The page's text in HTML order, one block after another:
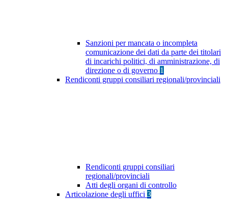
Sanzioni per mancata o incompleta
comunicazione dei dati da parte dei titolari
di incarichi politici, di amministrazione, di
direzione o di governo 1
Rendiconti gruppi consiliari regionali/provinciali
Rendiconti gruppi consiliari
regionali/provinciali
Atti degli organi di controllo
Articolazione degli uffici 3